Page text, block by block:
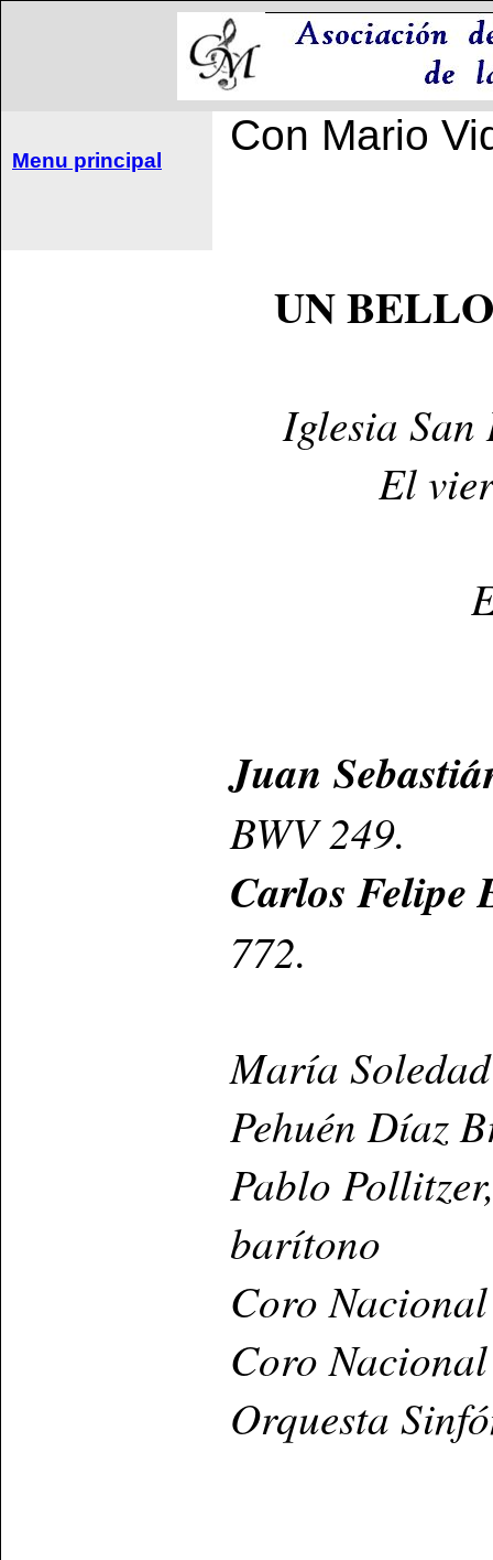
Menu principal
Con Mario
UN
Iglesia
El
Juan
BWV 249.
Carlos Felipe
772.
María
Pehuén Díaz
Pablo
barítono
Coro
Coro
Orquesta